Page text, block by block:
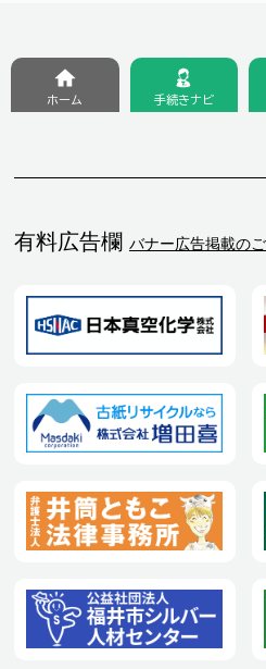
有料広告欄 バナー広告掲載の
ホーム 手続きナビ